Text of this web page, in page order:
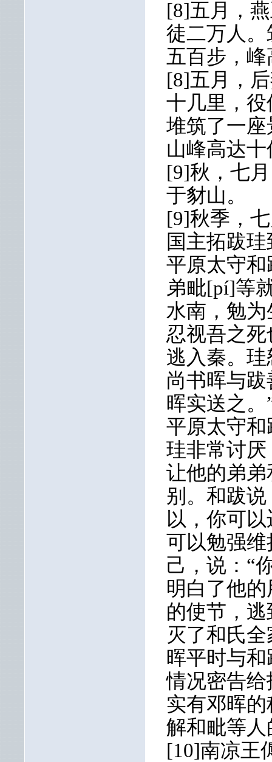
[8]五月，
徒二万人
五百步，
[8]五月，
十几里，
堆筑了一
山峰高达十
[9]秋，七
于豺山。
[9]秋季，
国主拓跋
平原太守
弟毗[pí]等
水南，勉
忍视吾之
逃入秦。
尚书晖与
晖实送之
平原太守
珪非常讨
让他的弟
别。和跋
以，你可
可以勉强
己，说：“
明白了他
的使节，
灭了和氏
晖平时与
情况密告
实有邓晖
解和毗等
[10]南凉王